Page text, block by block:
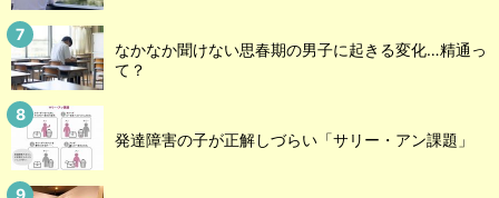
なかなか聞けない思春期の男子に起きる変化…精通っ
て？
発達障害の子が正解しづらい「サリー・アン課題」